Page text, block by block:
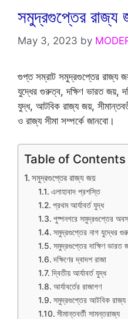
সমুদ্রগুপ্তের রাজ্য
May 3, 2023 by
গুপ্ত সম্রাট সমুদ্রগুপ্তের রাজ্য জয়
যুদ্ধের গুরুত্ব, দক্ষিণ ভারত জয়,
যুদ্ধ, আটবিক রাজ্য জয়,
ও রাজ্য সীমা সম্পর্কে জানবো।
Table of Contents
সমুদ্রগুপ্তের রাজ্য জয়
এলাহাবাদ প্রশস্তি
প্রথম আর্যাবর্ত যুদ্ধ
পুষ্পনগরে সমুদ্রগুপ্তের
সমুদ্রগুপ্তের নাগ যুদ্ধের
সমুদ্রগুপ্তের দাক্ষিণ ভারত
দক্ষিণের দ্বাদশ রাজা
দ্বিতীয় আর্যাবর্ত যুদ্ধ
আর্যাবর্তের রাজাগণ
সমুদ্রগুপ্তের আটবিক
সীমান্তবর্তী সামন্তরাজ্য